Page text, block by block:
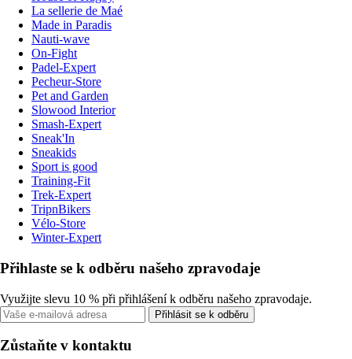
La sellerie de Maé
Made in Paradis
Nauti-wave
On-Fight
Padel-Expert
Pecheur-Store
Pet and Garden
Slowood Interior
Smash-Expert
Sneak'In
Sneakids
Sport is good
Training-Fit
Trek-Expert
TripnBikers
Vélo-Store
Winter-Expert
Přihlaste se k odběru našeho zpravodaje
Využijte slevu 10 % při přihlášení k odběru našeho zpravodaje.
Přihlásit se k odběru
Zůstaňte v kontaktu